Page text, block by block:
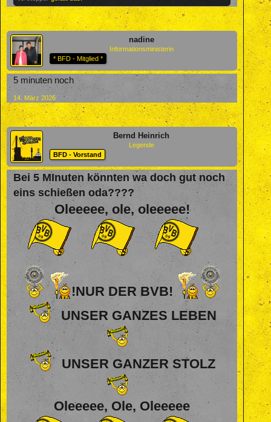
nadine
Informationsministerin
* BFD - Mitglied *
5 minuten noch
14. März 2026
Bernd Heinrich
Legende
BFD - Vorstand
Bei 5 MInuten könnten wa doch gut noch
eins schießen oda????
Oleeeee, ole, oleeeee!
!NUR DER BVB!
UNSER GANZES LEBEN
UNSER GANZER STOLZ
Oleeeee, Ole, Oleeeee